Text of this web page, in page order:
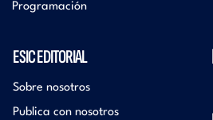
Programación
ESIC EDITORIAL
Sobre nosotros
Publica con nosotros